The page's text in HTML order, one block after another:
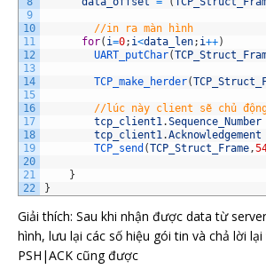
9
10
11
12
13
14
15
16
17
18
19
20
21
22
//in ra màn hình
for( i=0; i<data_len; i++)
UART_putChar(
TCP_make_herder(
tcp_client1.Sequence_Number
tcp_client1.Acknowledgement
TCP_send (TCP_Struct_Frame,
}
}
Giải thích: Sau khi nhận được data từ
hình, lưu lại các số hiệu gói tin và chả lời lại
PSH|ACK cũng được